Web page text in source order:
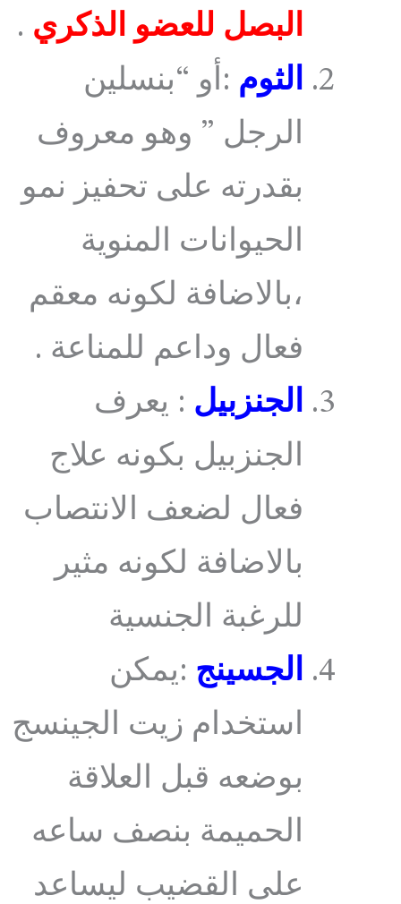
البصل للعضو الذكري .
الثوم :أو “بنسلين
الرجل ” وهو معروف
بقدرته على تحفيز نمو
الحيوانات المنوية
،بالاضافة لكونه معقم
فعال وداعم للمناعة .
الجنزبيل : يعرف
الجنزبيل بكونه علاج
فعال لضعف الانتصاب
بالاضافة لكونه مثير
للرغبة الجنسية
الجسينج :يمكن
استخدام زيت الجينسج
بوضعه قبل العلاقة
الحميمة بنصف ساعه
على القضيب ليساعد